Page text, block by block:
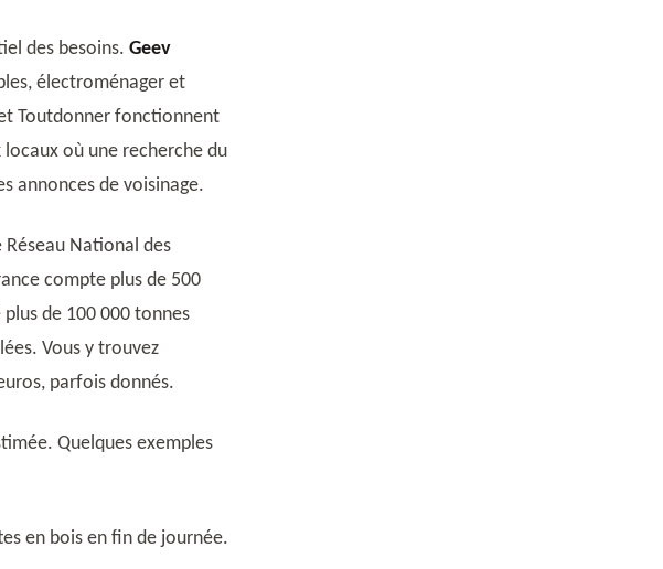
des besoins. Geev
électroménager et
Toutdonner fonctionnent
où une recherche du
annonces de voisinage.
National des
compte plus de 500
de 100 000 tonnes
Vous y trouvez
parfois donnés.
Quelques exemples
en bois en fin de journée.